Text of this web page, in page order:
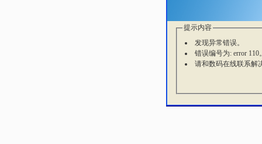
提示内容
发现异常错误。
错误编号为: error 110
请和数码在线联系解